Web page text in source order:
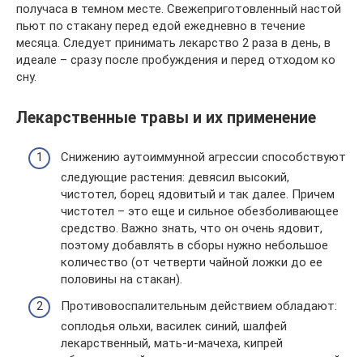
получаса в темном месте. Свежеприготовленный настой
пьют по стакану перед едой ежедневно в течение
месяца. Следует принимать лекарство 2 раза в день, в
идеале – сразу после пробуждения и перед отходом ко
сну.
Лекарственные травы и их применение
Снижению аутоиммунной агрессии способствуют
следующие растения: девясил высокий,
чистотел, борец ядовитый и так далее. Причем
чистотел – это еще и сильное обезболивающее
средство. Важно знать, что он очень ядовит,
поэтому добавлять в сборы нужно небольшое
количество (от четверти чайной ложки до ее
половины на стакан).
Противовоспалительным действием обладают:
соплодья ольхи, василек синий, шалфей
лекарственный, мать-и-мачеха, кипрей